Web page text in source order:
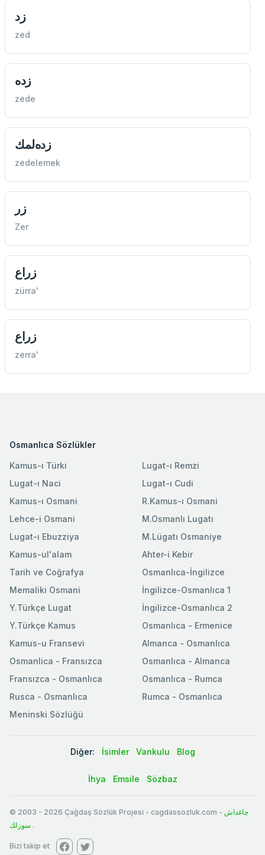
زد
zed
زده
zede
زده‌لمك
zedelemek
زر
Zer
زراع
zürra'
زراع
zerra'
Osmanlıca Sözlükler
Kamus-ı Türki
Lugat-ı Naci
Kamus-ı Osmani
Lehce-i Osmani
Lugat-ı Ebuzziya
Lugat-ı Remzi
Lugat-ı Cudi
R.Kamus-ı Osmani
M.Osmanlı Lugatı
M.Lügatı Osmaniye
Kamus-ul'alam
Tarih ve Coğrafya
Memaliki Osmani
Y.Türkçe Lugat
Y.Türkçe Kamus
Ahter-i Kebir
Osmanlıca-İngilizce
İngilizce-Osmanlıca 1
İngilizce-Osmanlıca 2
Osmanlıca - Ermenice
Kamus-u Fransevi
Osmanlica - Fransızca
Fransızca - Osmanlıca
Rusca - Osmanlıca
Meninski Sözlüğü
Almanca - Osmanlıca
Osmanlıca - Almanca
Osmanlıca - Rumca
Rumca - Osmanlıca
Diğer: İsimler Vankulu Blog
İhya Emsile Sözbaz
© 2003 - 2026 Çağdaş Sözlük Projesi - cagdassozluk.com - چاغداش
سوزلك .
Bizi takip et